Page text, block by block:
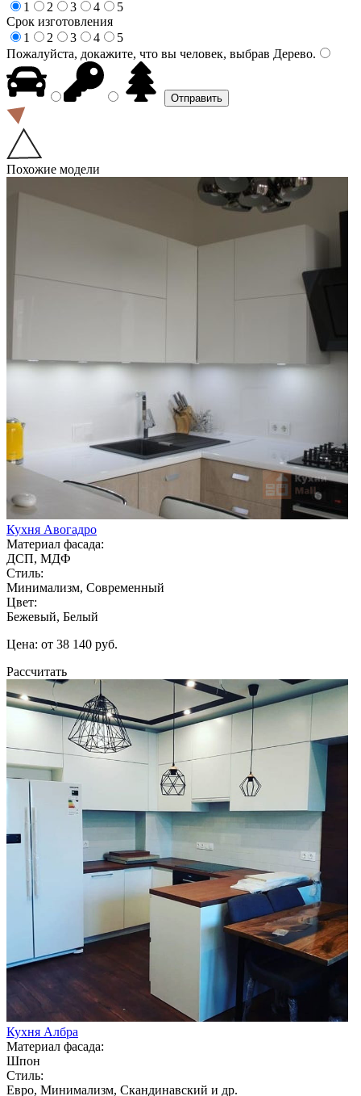
1
2 3 4
5
Срок изготовления
1
2 3 4
5
Пожалуйста, докажите, что вы человек, выбрав Дерево.
Похожие модели
Кухня Авогадро
Материал фасада:
ДСП, МДФ
Стиль:
Минимализм, Современный
Цвет:
Бежевый, Белый
Цена: от 38 140 руб.
Рассчитать
Кухня Албра
Материал фасада:
Шпон
Стиль:
Евро, Минимализм, Скандинавский и др.